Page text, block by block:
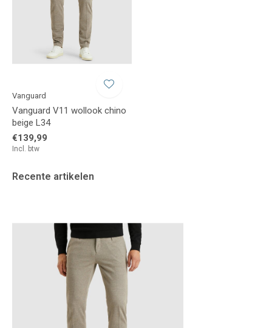
Vanguard
Vanguard V11 wollook chino
beige L34
€139,99
Incl. btw
Recente artikelen